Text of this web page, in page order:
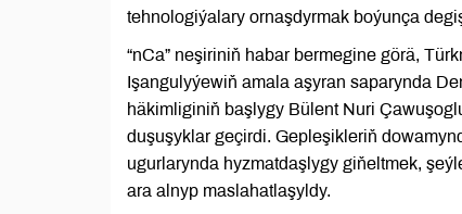
tehnologiýalary ornaşdyrmak boýunça
“nCa” neşiriniň habar bermegine görä,
Işangulyýewiň amala aşyran saparynda
häkimliginiň başlygy Bülent Nuri
duşuşyklar geçirdi. Gepleşikleriň
ugurlarynda hyzmatdaşlygy giňeltmek,
ara alnyp maslahatlaşyldy.